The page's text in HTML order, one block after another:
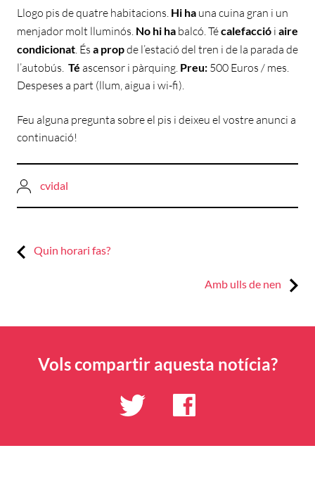
Llogo pis de quatre habitacions. Hi ha una cuina gran i un
menjador molt lluminós. No hi ha balcó. Técalefacció i aire
condicionat . És a propde l’estació del tren i de la parada de
l’autobús. Té ascensor i pàrquing. Preu: 500 Euros / mes.
Despeses a part (llum, aigua i wi-fi).
Feu alguna pregunta sobre el pis i deixeu el vostre anunci a
continuació!
cvidal
Navegació
Previous:
Quin horari fas?
Next:
Amb ulls de nen
Vols compartir aquesta notícia?